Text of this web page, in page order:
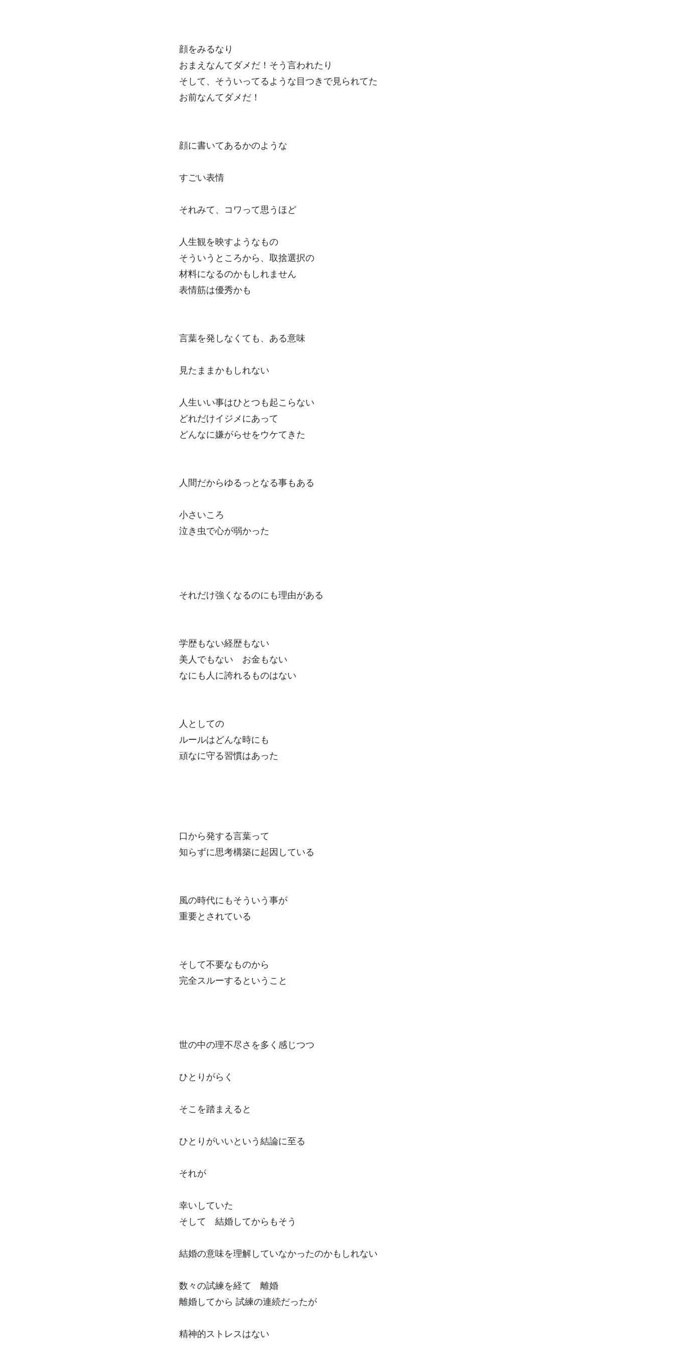
顔をみるなり
おまえなんてダメだ！そう言われたり
そして、そういってるような目つきで見られてた
お前なんてダメだ！
顔に書いてあるかのような
すごい表情
それみて、コワって思うほど
人生観を映すようなもの
そういうところから、取捨選択の
材料になるのかもしれません
表情筋は優秀かも
言葉を発しなくても、ある意味
見たままかもしれない
人生いい事はひとつも起こらない
どれだけイジメにあって
どんなに嫌がらせをウケてきた
人間だからゆるっとなる事もある
小さいころ
泣き虫で心が弱かった
それだけ強くなるのにも理由がある
学歴もない経歴もない
美人でもない お金もない
なにも人に誇れるものはない
人としての
ルールはどんな時にも
頑なに守る習慣はあった
口から発する言葉って
知らずに思考構築に起因している
風の時代にもそういう事が
重要とされている
そして不要なものから
完全スルーするということ
世の中の理不尽さを多く感じつつ
ひとりがらく
そこを踏まえると
ひとりがいいという結論に至る
それが
幸いしていた
そして 結婚してからもそう
結婚の意味を理解していなかったのかもしれない
数々の試練を経て 離婚
離婚してから 試練の連続だったが
精神的ストレスはない